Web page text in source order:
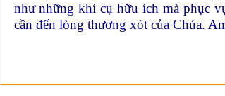
như những khí cụ hữu ích mà phục
cần đến lòng thương xót của Chúa.